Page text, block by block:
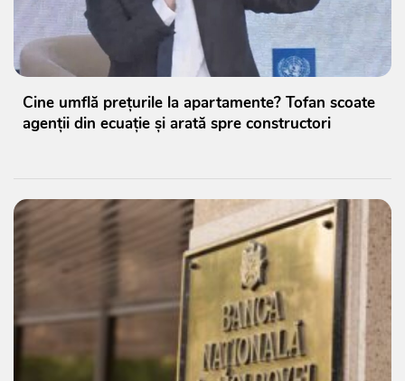
Cine umflă prețurile la apartamente? Tofan scoate
agenții din ecuație și arată spre constructori